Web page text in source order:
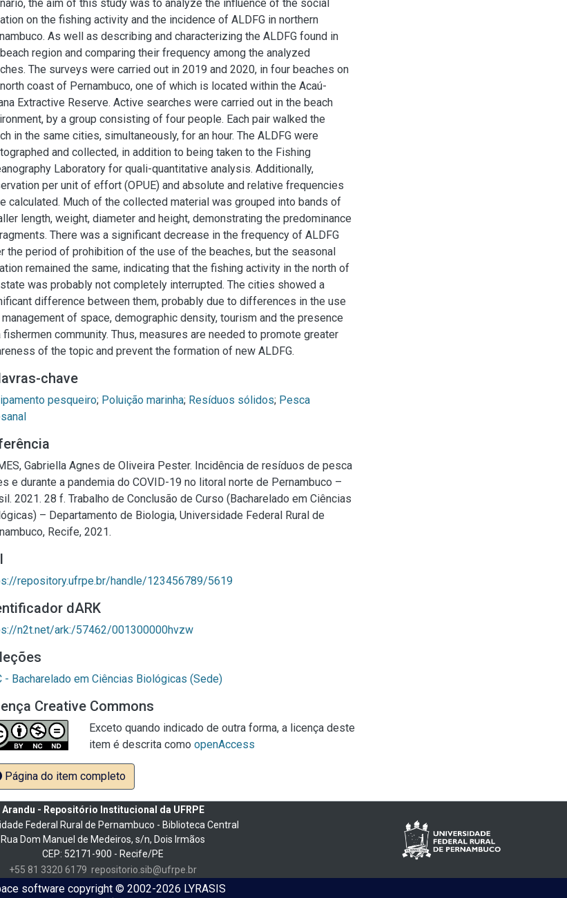
the aim of this study was to analyze the influence of the social
on the fishing activity and the incidence of ALDFG in northern
As well as describing and characterizing the ALDFG found in
region and comparing their frequency among the analyzed
The surveys were carried out in 2019 and 2020, in four beaches on
coast of Pernambuco, one of which is located within the Acaú-
Extractive Reserve. Active searches were carried out in the beach
by a group consisting of four people. Each pair walked the
in the same cities, simultaneously, for an hour. The ALDFG were
and collected, in addition to being taken to the Fishing
Laboratory for quali-quantitative analysis. Additionally,
per unit of effort (OPUE) and absolute and relative frequencies
calculated. Much of the collected material was grouped into bands of
length, weight, diameter and height, demonstrating the predominance
There was a significant decrease in the frequency of ALDFG
the period of prohibition of the use of the beaches, but the seasonal
remained the same, indicating that the fishing activity in the north of
was probably not completely interrupted. The cities showed a
difference between them, probably due to differences in the use
management of space, demographic density, tourism and the presence
fishermen community. Thus, measures are needed to promote greater
of the topic and prevent the formation of new ALDFG.
chave
pesqueiro; Poluição marinha; Resíduos sólidos; Pesca
Gabriella Agnes de Oliveira Pester. Incidência de resíduos de pesca
e durante a pandemia do COVID-19 no litoral norte de Pernambuco –
2021. 28 f. Trabalho de Conclusão de Curso (Bacharelado em Ciências
– Departamento de Biologia, Universidade Federal Rural de
Recife, 2021.
repository.ufrpe.br/handle/123456789/5619
dARK
n2t.net/ark:/57462/001300000hvzw
- Bacharelado em Ciências Biológicas (Sede)
Creative Commons
Exceto quando indicado de outra forma, a licença deste
item é descrita como openAccess
Página do item completo
Arandu - Repositório Institucional da UFRPE
Federal Rural de Pernambuco - Biblioteca Central
Rua Dom Manuel de Medeiros, s/n, Dois Irmãos
CEP: 52171-900 - Recife/PE
+55 81 3320 6179 repositorio.sib@ufrpe.br
softwarecopyright © 2002-2026 LYRASIS